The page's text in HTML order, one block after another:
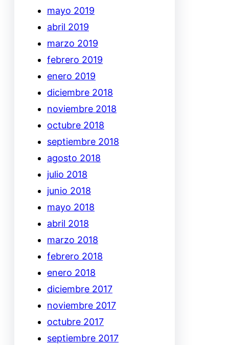
mayo 2019
abril 2019
marzo 2019
febrero 2019
enero 2019
diciembre 2018
noviembre 2018
octubre 2018
septiembre 2018
agosto 2018
julio 2018
junio 2018
mayo 2018
abril 2018
marzo 2018
febrero 2018
enero 2018
diciembre 2017
noviembre 2017
octubre 2017
septiembre 2017